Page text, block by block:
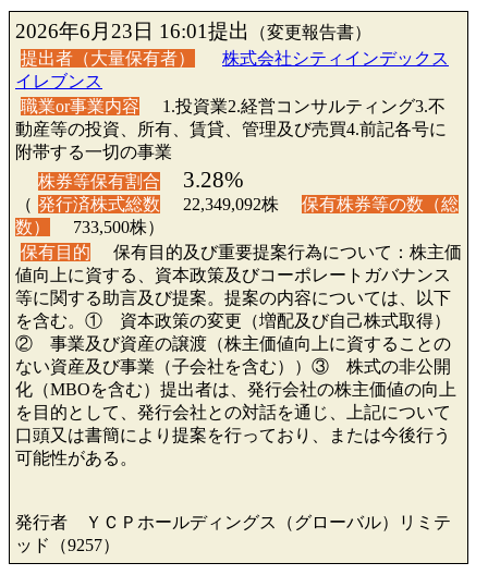
2026年6月23日 16:01提出
（変更報告書）
提出者（大量保有者）
株式会社シティインデックス
イレブンス
職業or事業内容
1.投資業2.経営コンサルティング3.不
動産等の投資、所有、賃貸、管理及び売買4.前記各号に
附帯する一切の事業
株券等保有割合
3.28%
（ 発行済株式総数 22,349,092株
保有株券等の数（総
数）
733,500株）
保有目的
保有目的及び重要提案行為について：株主価
値向上に資する、資本政策及びコーポレートガバナンス
等に関する助言及び提案。提案の内容については、以下
を含む。① 資本政策の変更（増配及び自己株式取得）
② 事業及び資産の譲渡（株主価値向上に資することの
ない資産及び事業（子会社を含む））③ 株式の非公開
化（MBOを含む）提出者は、発行会社の株主価値の向上
を目的として、発行会社との対話を通じ、上記について
口頭又は書簡により提案を行っており、または今後行う
可能性がある。
発行者 ＹＣＰホールディングス（グローバル）リミテ
ッド（9257）